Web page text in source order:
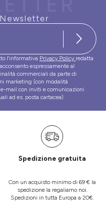
l’informativa Privacy Policy redatta
espressamente al
commerciali da parte di
marketing (con modalità
mail con inviti e comunicazioni
ad es. posta cartacea)
Spedizione gratuita
Con un acquisto minimo di 69 € la
spedizione la regaliamo noi.
Spedizioni in tutta Europa a 20€.